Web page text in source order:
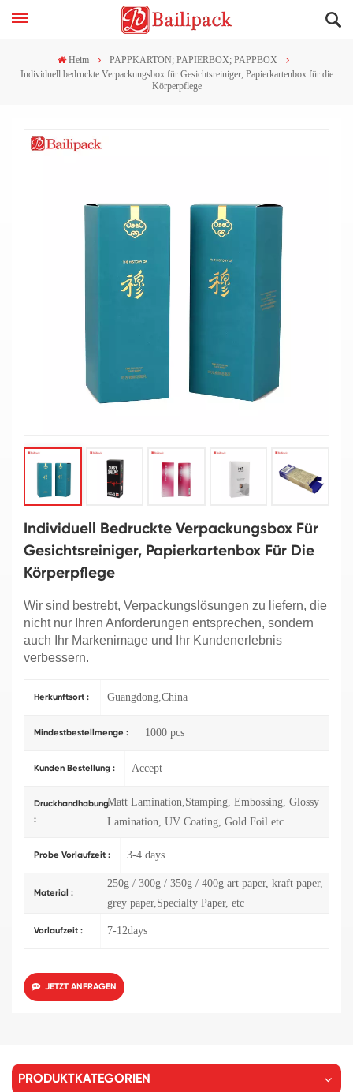
Heim
PAPPKARTON; PAPIERBOX; PAPPBOX
Individuell bedruckte Verpackungsbox für Gesichtsreiniger, Papierkartenbox für die
Körperpflege
Individuell Bedruckte Verpackungsbox Für
Gesichtsreiniger, Papierkartenbox Für Die
Körperpflege
Wir sind bestrebt, Verpackungslösungen zu liefern, die
nicht nur Ihren Anforderungen entsprechen, sondern
auch Ihr Markenimage und Ihr Kundenerlebnis
verbessern.
Herkunftsort : Guangdong,China
Mindestbestellmenge : 1000 pcs
Kunden Bestellung : Accept
Druckhandhabung
:
Matt Lamination,Stamping, Embossing, Glossy
Lamination, UV Coating, Gold Foil etc
Probe Vorlaufzeit : 3-4 days
Material :
250g / 300g / 350g / 400g art paper, kraft paper,
grey paper,Specialty Paper, etc
Vorlaufzeit : 7-12days
JETZT ANFRAGEN
PRODUKTKATEGORIEN